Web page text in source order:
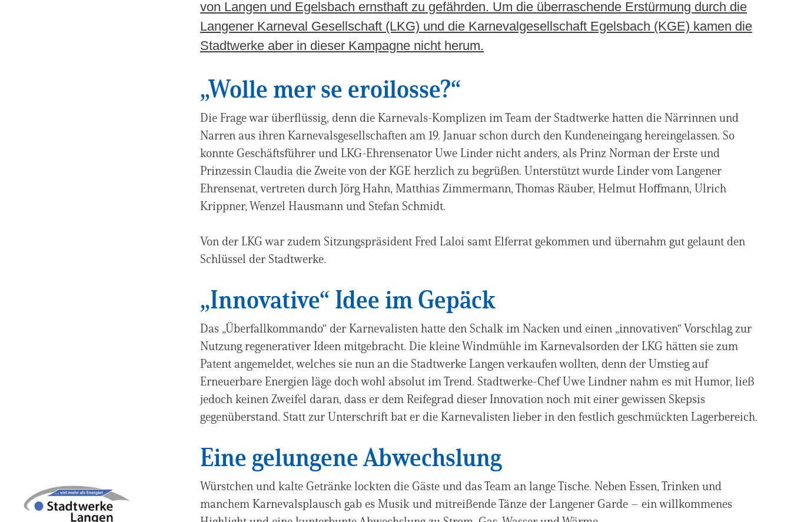
von Langen und Egelsbach ernsthaft zu gefährden. Um die überraschende Erstürmung durch die
Langener Karneval Gesellschaft (LKG) und die Karnevalgesellschaft Egelsbach (KGE) kamen die
Stadtwerke aber in dieser Kampagne nicht herum.
„Wolle mer se eroilosse?“
Die Frage war überflüssig, denn die Karnevals-Komplizen im Team der Stadtwerke hatten die Närrinnen und
Narren aus ihren Karnevalsgesellschaften am 19. Januar schon durch den Kundeneingang hereingelassen. So
konnte Geschäftsführer und LKG-Ehrensenator Uwe Linder nicht anders, als Prinz Norman der Erste und
Prinzessin Claudia die Zweite von der KGE herzlich zu begrüßen. Unterstützt wurde Linder vom Langener
Ehrensenat, vertreten durch Jörg Hahn, Matthias Zimmermann, Thomas Räuber, Helmut Hoffmann, Ulrich
Krippner, Wenzel Hausmann und Stefan Schmidt.
Von der LKG war zudem Sitzungspräsident Fred Laloi samt Elferrat gekommen und übernahm gut gelaunt den
Schlüssel der Stadtwerke.
„Innovative“ Idee im Gepäck
Das „Überfallkommando“ der Karnevalisten hatte den Schalk im Nacken und einen „innovativen“ Vorschlag zur
Nutzung regenerativer Ideen mitgebracht. Die kleine Windmühle im Karnevalsorden der LKG hätten sie zum
Patent angemeldet, welches sie nun an die Stadtwerke Langen verkaufen wollten, denn der Umstieg auf
Erneuerbare Energien läge doch wohl absolut im Trend. Stadtwerke-Chef Uwe Lindner nahm es mit Humor, ließ
jedoch keinen Zweifel daran, dass er dem Reifegrad dieser Innovation noch mit einer gewissen Skepsis
gegenüberstand. Statt zur Unterschrift bat er die Karnevalisten lieber in den festlich geschmückten Lagerbereich.
Eine gelungene Abwechslung
Würstchen und kalte Getränke lockten die Gäste und das Team an lange Tische. Neben Essen, Trinken und
manchem Karnevalsplausch gab es Musik und mitreißende Tänze der Langener Garde – ein willkommenes